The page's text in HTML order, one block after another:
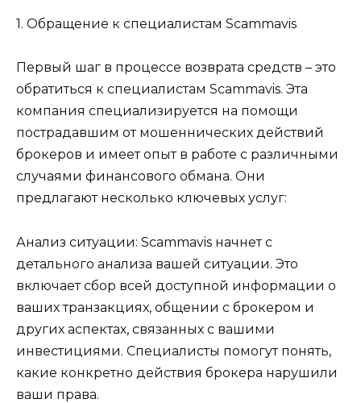
1. Обращение к специалистам Scammavis
Первый шаг в процессе возврата средств – это
обратиться к специалистам Scammavis. Эта
компания специализируется на помощи
пострадавшим от мошеннических действий
брокеров и имеет опыт в работе с различными
случаями финансового обмана. Они
предлагают несколько ключевых услуг:
Анализ ситуации: Scammavis начнет с
детального анализа вашей ситуации. Это
включает сбор всей доступной информации о
ваших транзакциях, общении с брокером и
других аспектах, связанных с вашими
инвестициями. Специалисты помогут понять,
какие конкретно действия брокера нарушили
ваши права.